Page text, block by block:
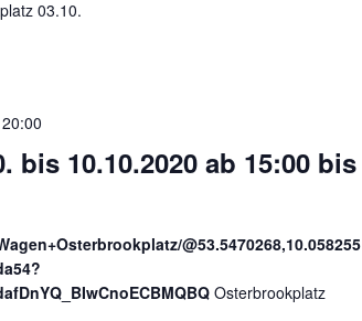
03.10.
bis 10.10.2020 ab 15:00 bis
@53.5470268,10.058255
Osterbrookplatz